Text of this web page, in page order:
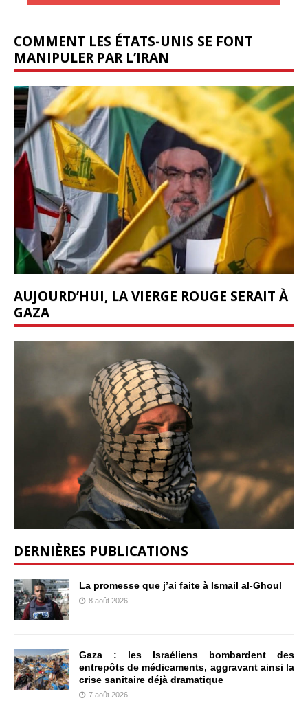
COMMENT LES ÉTATS-UNIS SE FONT
MANIPULER PAR L’IRAN
AUJOURD’HUI, LA VIERGE ROUGE SERAIT À
GAZA
DERNIÈRES PUBLICATIONS
La promesse que j’ai faite à Ismail al-Ghoul
8 août 2026
Gaza : les Israéliens bombardent des
entrepôts de médicaments, aggravant ainsi la
crise sanitaire déjà dramatique
7 août 2026